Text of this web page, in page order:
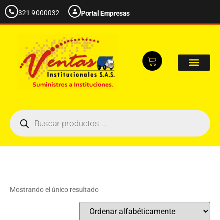
321 9000032 Portal Empresas
Mostrando el único resultado